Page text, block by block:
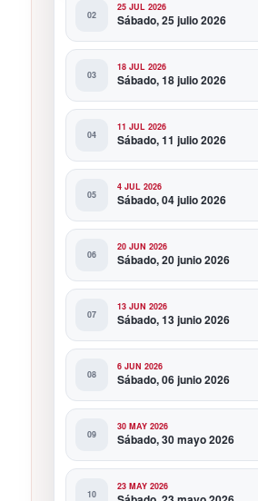
25 JUL 2026
Sábado, 25 julio 2026
18 JUL 2026
Sábado, 18 julio 2026
11 JUL 2026
Sábado, 11 julio 2026
4 JUL 2026
Sábado, 04 julio 2026
20 JUN 2026
Sábado, 20 junio 2026
13 JUN 2026
Sábado, 13 junio 2026
6 JUN 2026
Sábado, 06 junio 2026
30 MAY 2026
Sábado, 30 mayo 2026
23 MAY 2026